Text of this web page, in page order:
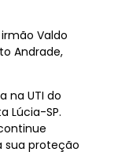
Valdo
Andrade,
na UTI do
Lúcia-SP.
sua proteção